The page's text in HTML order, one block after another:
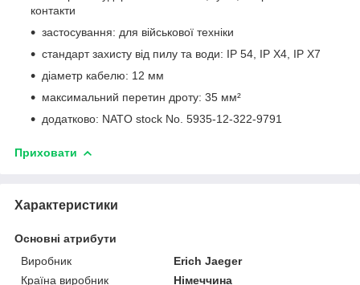
контакти
застосування: для військової техніки
стандарт захисту від пилу та води: IP 54, IP X4, IP X7
діаметр кабелю: 12 мм
максимальний перетин дроту: 35 мм²
додатково: NATO stock No. 5935-12-322-9791
Приховати
Характеристики
Основні атрибути
Виробник
Erich Jaeger
Країна виробник
Німеччина